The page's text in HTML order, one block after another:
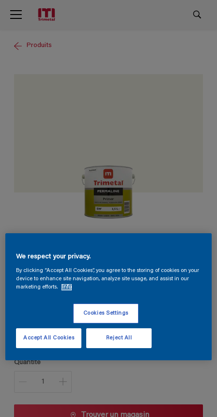
Produits
Permaline Primer
TDG3-061 / G9.03.88
1 L
Quantité
Trouver un magasin
We respect your privacy.
By clicking “Accept All Cookies”, you agree to the storing of cookies on your
device to enhance site navigation, analyze site usage, and assist in our
marketing efforts.
Info
Cookies Settings
Reject All
Accept All Cookies